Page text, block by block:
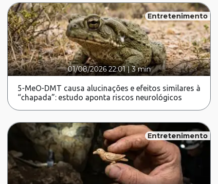
Entretenimento
01/08/2026 22:01|3 min
5-MeO-DMT causa alucinações e efeitos similares à
“chapada”: estudo aponta riscos neurológicos
Entretenimento